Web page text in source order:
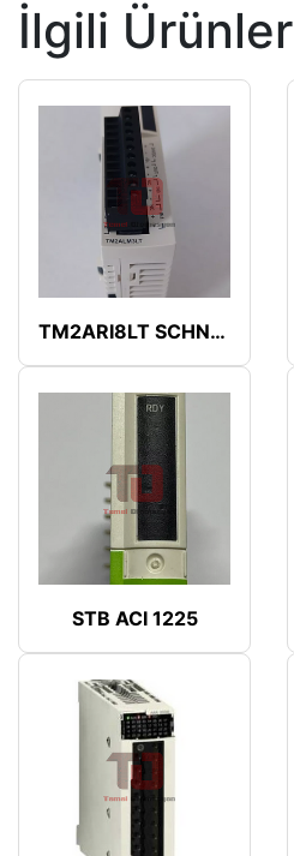
İlgili Ürünler
TM2ARI8LT SCHNEIDER
STB ACI 1225